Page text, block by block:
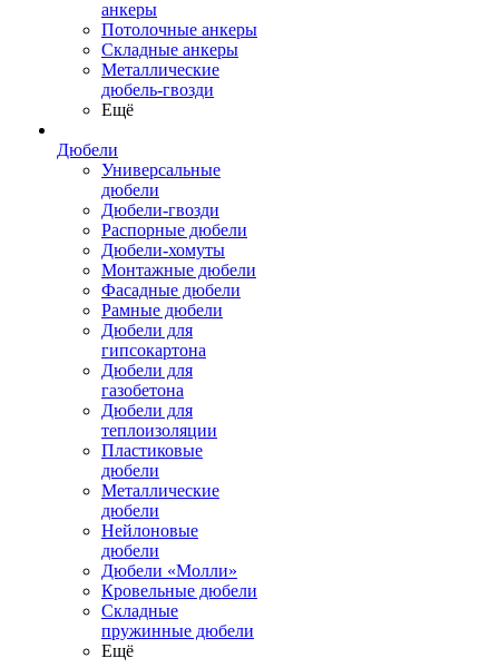
анкеры
Потолочные анкеры
Складные анкеры
Металлические
дюбель-гвозди
Ещё
Дюбели
Универсальные
дюбели
Дюбели-гвозди
Распорные дюбели
Дюбели-хомуты
Монтажные дюбели
Фасадные дюбели
Рамные дюбели
Дюбели для
гипсокартона
Дюбели для
газобетона
Дюбели для
теплоизоляции
Пластиковые
дюбели
Металлические
дюбели
Нейлоновые
дюбели
Дюбели «Молли»
Кровельные дюбели
Складные
пружинные дюбели
Ещё